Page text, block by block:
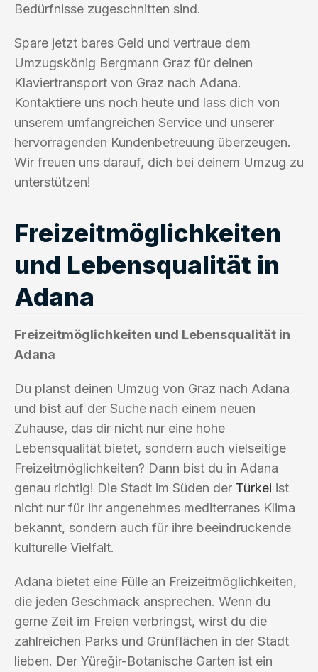
Bedürfnisse zugeschnitten sind.
Spare jetzt bares Geld und vertraue dem
Umzugskönig Bergmann Graz für deinen
Klaviertransport von Graz nach Adana.
Kontaktiere uns noch heute und lass dich von
unserem umfangreichen Service und unserer
hervorragenden Kundenbetreuung überzeugen.
Wir freuen uns darauf, dich bei deinem Umzug zu
unterstützen!
Freizeitmöglichkeiten
und Lebensqualität in
Adana
Freizeitmöglichkeiten und Lebensqualität in
Adana
Du planst deinen Umzug von Graz nach Adana
und bist auf der Suche nach einem neuen
Zuhause, das dir nicht nur eine hohe
Lebensqualität bietet, sondern auch vielseitige
Freizeitmöglichkeiten? Dann bist du in Adana
genau richtig! Die Stadt im Süden der Türkei ist
nicht nur für ihr angenehmes mediterranes Klima
bekannt, sondern auch für ihre beeindruckende
kulturelle Vielfalt.
Adana bietet eine Fülle an Freizeitmöglichkeiten,
die jeden Geschmack ansprechen. Wenn du
gerne Zeit im Freien verbringst, wirst du die
zahlreichen Parks und Grünflächen in der Stadt
lieben. Der Yüreğir-Botanische Garten ist ein